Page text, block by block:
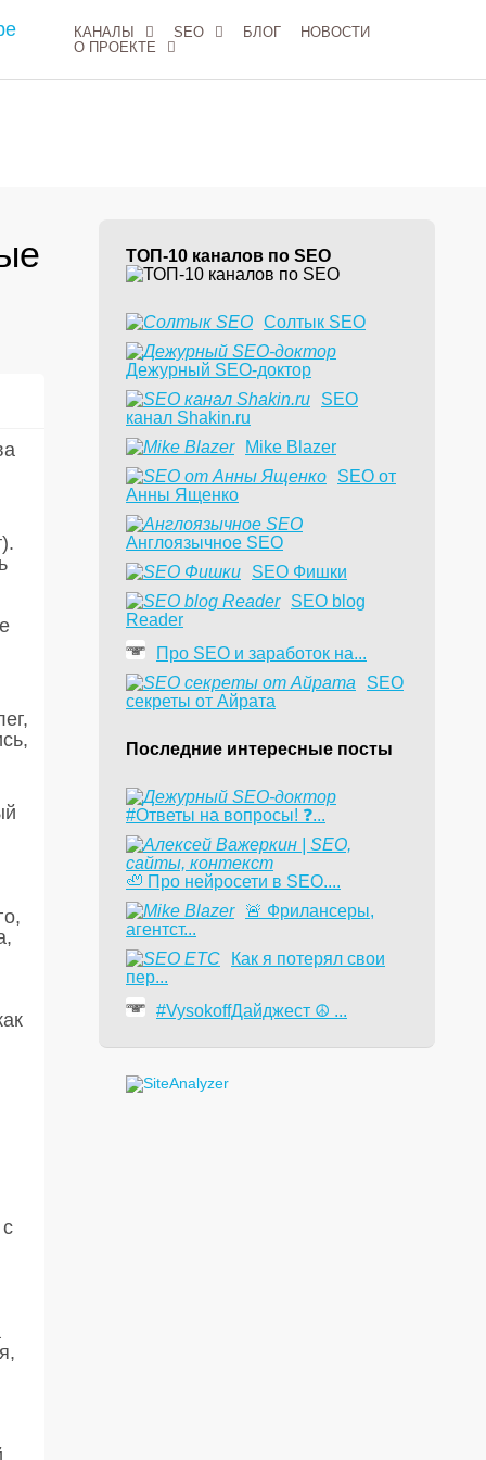
КАНАЛЫ SEO БЛОГ
НОВОСТИ
О ПРОЕКТЕ
ТОП-10 каналов по SEO
Солтык SEO
Дежурный SEO-доктор
SEO
канал Shakin.ru
Mike Blazer
SEO от
Анны Ященко
Англоязычное SEO
SEO Фишки
SEO blog
Reader
Про SEO и заработок на...
SEO
секреты от Айрата
Последние интересные посты
#Ответы на вопросы! ❓...
🦥 Про нейросети в SEO....
​🚨 Фрилансеры,
агентст...
Как я потерял свои
пер...
#VysokoffДайджест ☮️ ...